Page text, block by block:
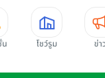
น โชว์รูม ข่า